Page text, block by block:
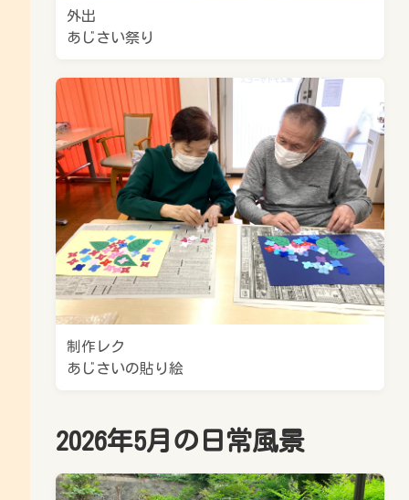
外出
あじさい祭り
制作レク
あじさいの貼り絵
2026年5月の日常風景